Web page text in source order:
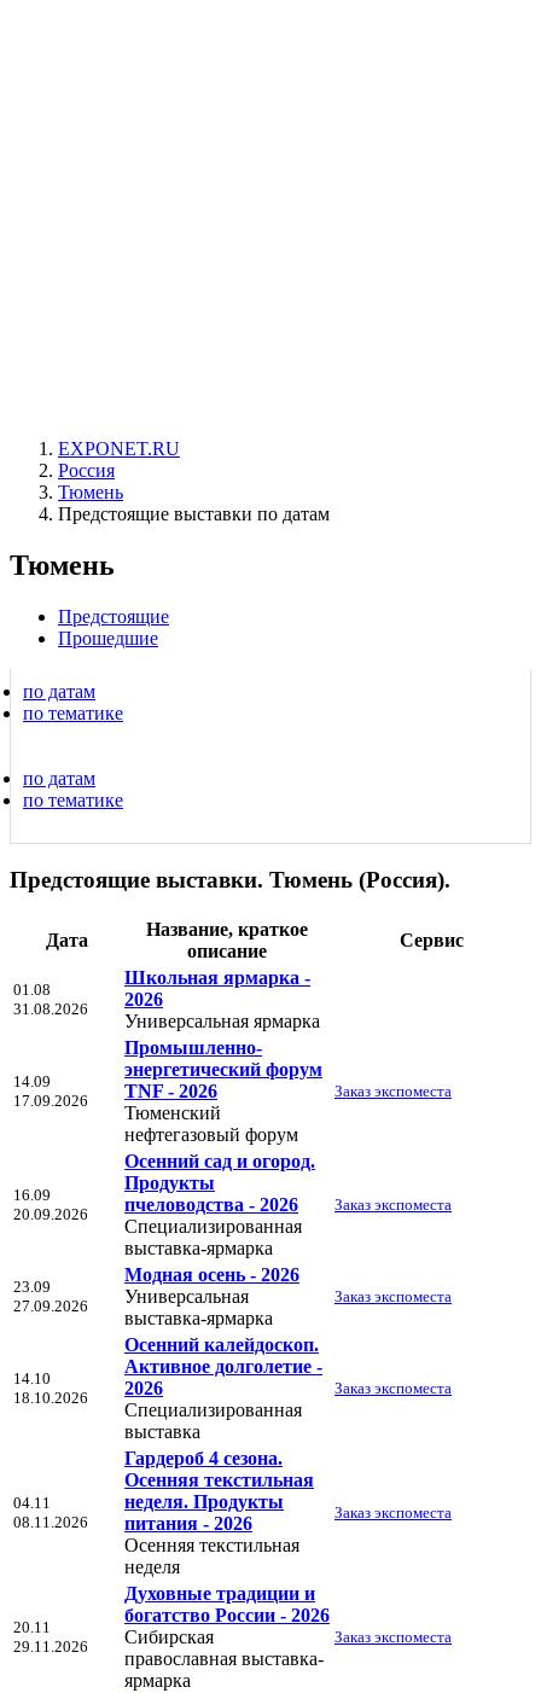
EXPONET.RU
Россия
Тюмень
Предстоящие выставки по датам
Тюмень
Предстоящие
Прошедшие
по датам
по тематике
по датам
по тематике
Предстоящие выставки. Тюмень (Россия).
Дата
Название, краткое
описание
Сервис
01.08
31.08.2026
Школьная ярмарка -
2026
Универсальная ярмарка
14.09
17.09.2026
Промышленно-
энергетический форум
TNF - 2026
Тюменский
нефтегазовый форум
Заказ экспоместа
16.09
20.09.2026
Осенний сад и огород.
Продукты
пчеловодства - 2026
Специализированная
выставка-ярмарка
Заказ экспоместа
23.09
27.09.2026
Модная осень - 2026
Универсальная
выставка-ярмарка
Заказ экспоместа
14.10
18.10.2026
Осенний калейдоскоп.
Активное долголетие -
2026
Специализированная
выставка
Заказ экспоместа
04.11
08.11.2026
Гардероб 4 сезона.
Осенняя текстильная
неделя. Продукты
питания - 2026
Осенняя текстильная
неделя
Заказ экспоместа
20.11
29.11.2026
Духовные традиции и
богатство России - 2026
Сибирская
православная выставка-
ярмарка
Заказ экспоместа